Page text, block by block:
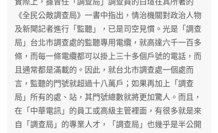
《全民公敵調查局》一書中指出，情治機關對政治人物
及新聞記者進行「監聽」，已是司空見慣。光是「調查
局」台北市調查處的監聽專用電纜，就高達六千一百多
條，而每一條電纜都可以掛上三十多個戶號的電話，而
且通常都是滿載的。因此，就台北市調查處一個處而
言，監聽的門號就超過十八萬戶；如果再加上「調查
局」所有的處、站，其門號總數就將更加驚人。而且，
在「中華電訊」的員工或高級主管裡面，有很多就是來
自「調查局」的專業人才，「調查局」也幾乎是半公開